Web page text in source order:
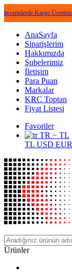
Kargo Ücretsiz! •
AnaSayfa
Siparişlerim
Hakkımızda
Şubelerimiz
İletişim
Para Puan
Markalar
KRC Toptan
Fiyat Listesi
Favoriler
TR − TL
TL USD EUR
Ürünler